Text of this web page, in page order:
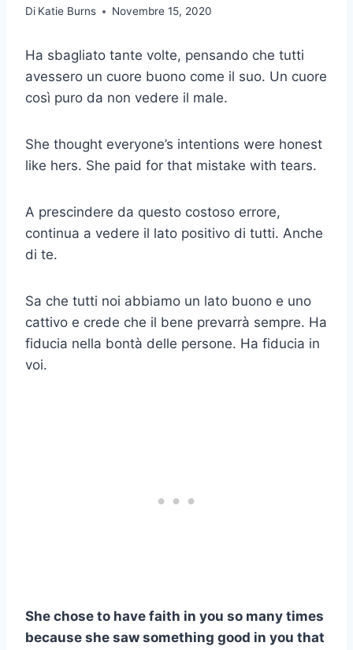
Di Katie Burns Novembre 15, 2020
Ha sbagliato tante volte, pensando che tutti
avessero un cuore buono come il suo. Un cuore
così puro da non vedere il male.
She thought everyone’s intentions were honest
like hers. She paid for that mistake with tears.
A prescindere da questo costoso errore,
continua a vedere il lato positivo di tutti. Anche
di te.
Sa che tutti noi abbiamo un lato buono e uno
cattivo e crede che il bene prevarrà sempre. Ha
fiducia nella bontà delle persone. Ha fiducia in
voi.
She chose to have faith in you so many times
because she saw something good in you that